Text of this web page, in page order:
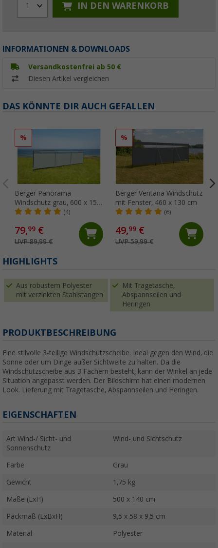
1 IN DEN WARENKORB
INFORMATIONEN & DOWNLOADS
Versandkostenfrei ab 50 €
Diesen Artikel vergleichen
DAS KÖNNTE DIR AUCH GEFALLEN
%
Berger Panorama
Windschutz grau, 600 x 150
cm
(4)
79,99 €
UVP 89,99 €
%
Berger Ventana Windschutz
mit Fenster, 460 x 130 cm
(6)
49,99€
UVP 59,99 €
HIGHLIGHTS
Aus robustem Polyester
mit verzinkten Stahlstangen
Mit Tragetasche,
Abspannseilen und
Heringen
PRODUKTBESCHREIBUNG
Eine stilvolle 3-teilige Windschutzscheibe. Ideal gegen den Wind, die
Sonne oder um Dinge außer Sichtweite zu halten. Da die
Windschutzscheibe aus 3 Fächern besteht, kann der Winkel an jede
Situation angepasst werden. Der Bildschirm hat einen modernen
Look. Lieferung mit Tragetasche, Abspannseilen und Heringen.
EIGENSCHAFTEN
Art Wind-/ Sicht- und
Sonnenschutz
Wind- und Sichtschutz
Farbe Grau
Gewicht 1,75 kg
Maße (LxH) 500 x 140 cm
Packmaß (LxBxH) 9,5 x 58 x 9,5 cm
Material Polyester